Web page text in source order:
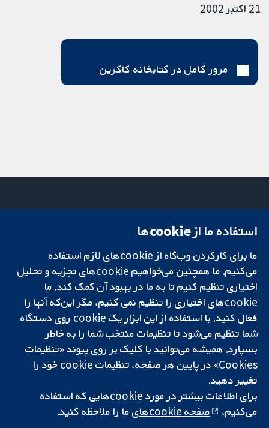
21 اکتبر 2002
مرور کامل در کتابخانه کاکرین
تحقیقات قابل
اعتماد.
تصمیم‌گیری آگاهانه.
سلامت بهتر.
میدان کاوندیش
لندن
W1G 0AN
بریتانیا
دفتر رسانه‌ای
درباره ما
فرصت‌های
شغلی
Cochrane
Library
شبکه همکاری کاکرین، یک مؤسسه خیریه (شماره 1045921) و یک شرکت با
و ولز است. شماره ثبت مالیات بر ارزش افزوده: GB 718 2127 49.
کپی‌رایت © ۲۰۲۵ همکاری کاکرین
استفاده ما از cookie‌ها
ما برای کارکردن وب‌گاه از cookie‌های لازم استفاده
می‌کنیم. ما همچنین می‌خواهیم cookie‌های تجزیه و تحلیل
اختیاری تنظیم کنیم تا به ما در بهبود آن کمک کند. ما
cookie‌های اختیاری را تنظیم نمی کنیم، مگر این‌که آنها را
فعال کنید. با استفاده از این ابزار یک cookie‌ روی دستگاه
شما تنظیم می‌شود تا تنظیمات منتخب شما را به خاطر
بسپارد. همیشه می‌توانید با کلیک بر روی پیوند «تنظیمات
Cookies» در پایین هر صفحه، تنظیمات cookie‌ خود را
تغییر دهید.
برای اطلاعات بیشتر در مورد cookie‌هایی که استفاده
می‌کنیم،
صفحه cookie‌های ما را ملاحظه کنید.